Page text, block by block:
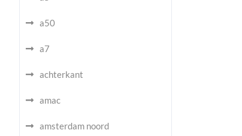
a50
a7
achterkant
amac
amsterdam noord